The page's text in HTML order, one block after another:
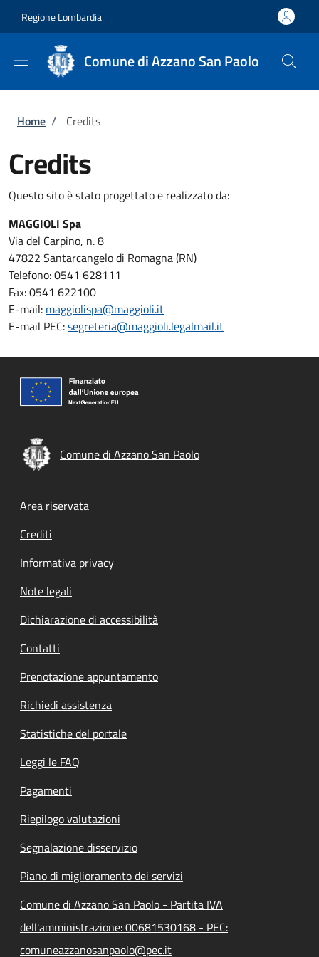
Regione Lombardia
Comune di Azzano San Paolo
Briciole di pane
Home / Credits
Credits
Questo sito è stato progettato e realizzato da:
MAGGIOLI Spa
Via del Carpino, n. 8
47822 Santarcangelo di Romagna (RN)
Telefono: 0541 628111
Fax: 0541 622100
E-mail: maggiolispa@maggioli.it
E-mail PEC:segreteria@maggioli.legalmail.it
Comune di Azzano San Paolo
Footer menu
Area riservata
Crediti
Informativa privacy
Note legali
Dichiarazione di accessibilità
Contatti
Prenotazione appuntamento
Richiedi assistenza
Statistiche del portale
Leggi le FAQ
Pagamenti
Riepilogo valutazioni
Segnalazione disservizio
Piano di miglioramento dei servizi
Comune di Azzano San Paolo - Partita IVA
dell'amministrazione: 00681530168 - PEC:
comuneazzanosanpaolo@pec.it